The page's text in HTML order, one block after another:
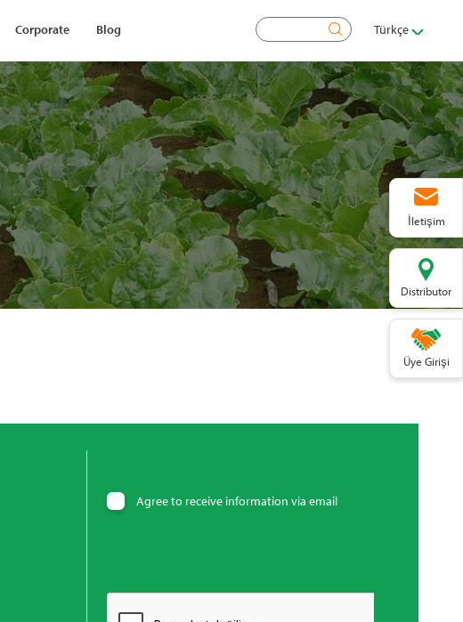
İletişim
Distributor
Üye Girişi
Corporate Blog Ara Türkçe
Agree to receive information via email